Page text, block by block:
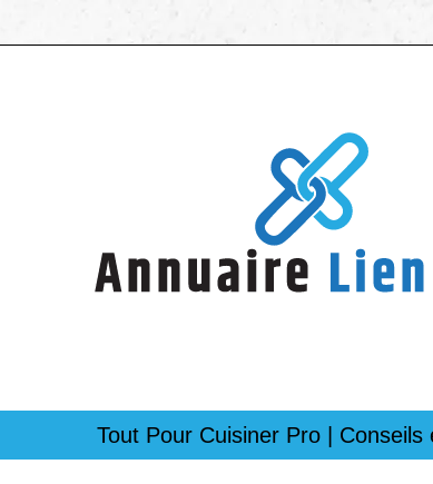
Tout Pour Cuisiner Pro | Conseils